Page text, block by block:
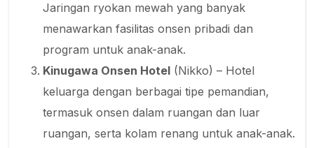
Jaringan ryokan mewah yang banyak
menawarkan fasilitas onsen pribadi dan
program untuk anak-anak.
Kinugawa Onsen Hotel (Nikko) – Hotel
keluarga dengan berbagai tipe pemandian,
termasuk onsen dalam ruangan dan luar
ruangan, serta kolam renang untuk anak-anak.